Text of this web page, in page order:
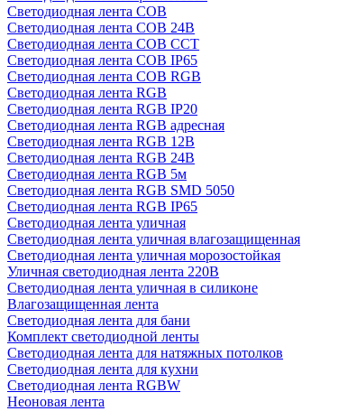
Светодиодная лента COB
Светодиодная лента COB 24В
Светодиодная лента COB CCT
Светодиодная лента COB IP65
Светодиодная лента COB RGB
Светодиодная лента RGB
Светодиодная лента RGB IP20
Светодиодная лента RGB адресная
Светодиодная лента RGB 12В
Светодиодная лента RGB 24В
Светодиодная лента RGB 5м
Светодиодная лента RGB SMD 5050
Светодиодная лента RGB IP65
Светодиодная лента уличная
Светодиодная лента уличная влагозащищенная
Светодиодная лента уличная морозостойкая
Уличная светодиодная лента 220В
Светодиодная лента уличная в силиконе
Влагозащищенная лента
Светодиодная лента для бани
Комплект светодиодной ленты
Светодиодная лента для натяжных потолков
Светодиодная лента для кухни
Светодиодная лента RGBW
Неоновая лента